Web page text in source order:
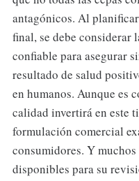
antagónicos. Al
final, se debe considerar
confiable para asegurar
resultado de salud
en humanos. Aunque es
calidad invertirá en este
formulación comercial
consumidores. Y
disponibles para su